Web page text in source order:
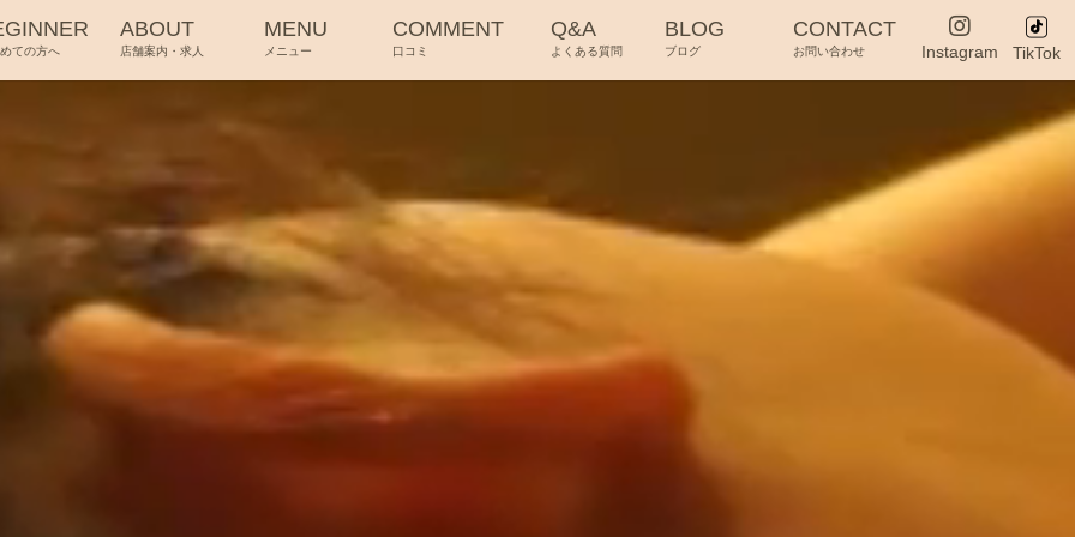
ての方へ
ABOUT
店舗案内・求人
MENU
メニュー
COMMENT
口コミ
Q&A
よくある質問
BLOG
ブログ
CONTACT
お問い合わせ Instagram TikTok